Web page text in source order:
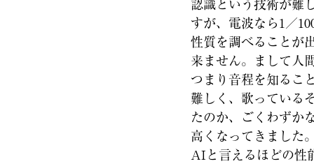
認識という技術が難
すが、電波なら1／
性質を調べることが
来ません。まして人
つまり音程を知るこ
難しく、歌っている
たのか、ごくわずか
高くなってきました
AIと言えるほどの性